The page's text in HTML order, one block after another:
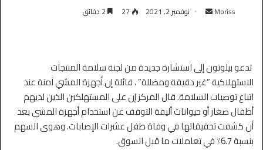
Moriss نوفمبر 2, 2021 27
تدعو بيلوتون إلى استشارة جديدة من لجنة سلامة المنتجات
الاستهلاكية ”غير دقيقة ومضللة” ، قائلة إن أجهزة المشي آمنة عند
اتباع توصيات السلامة. قال المركز إن على المستهلكين الذين لديهم
أطفال صغار أو حيوانات أليفة التوقف عن استخدام أجهزة المشي بعد
أن كشفت تحقيقاتها في وفاة طفل عشرات الإصابات. وهوى السهم
بنسبة 6.7٪ في تعاملات ما قبل السوق.